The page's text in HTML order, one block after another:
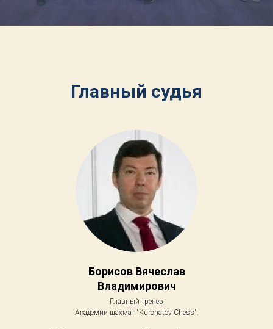
Главный судья
Борисов Вячеслав
Владимирович
Главный тренер
Академии шахмат "Kurchatov Chess".